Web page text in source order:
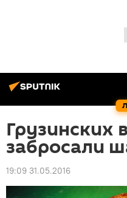
Грузинских
забросали
19:09 31.05.2016